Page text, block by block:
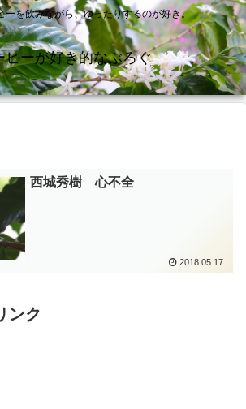
ーを飲みながら、ゆったりするのが好き。
ヒーが好き的なぶろぐ
西城秀樹 心不全
2018.05.17
ンク